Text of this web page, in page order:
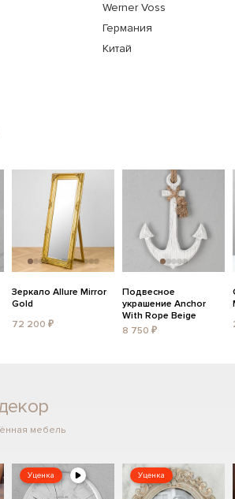
Werner Voss
Германия
Китай
Зеркало Allure Mirror
Gold
72 200 ₽
Подвесное
украшение Anchor
With Rope Beige
8 750 ₽
мебель
Уценка Уценка